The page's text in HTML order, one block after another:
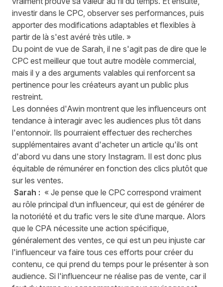
investir dans le CPC, observer ses performances, puis
apporter des modifications adaptables et flexibles à
partir de là s'est avéré très utile. »
Du point de vue de Sarah, il ne s'agit pas de dire que le
CPC est meilleur que tout autre modèle commercial,
mais il y a des arguments valables qui renforcent sa
pertinence pour les créateurs ayant un public plus
restreint.
Les données d'Awin montrent que les influenceurs ont
tendance à interagir avec les audiences plus tôt dans
l'entonnoir. Ils pourraient effectuer des recherches
supplémentaires avant d'acheter un article qu'ils ont
d'abord vu dans une story Instagram. Il est donc plus
équitable de rémunérer en fonction des clics plutôt que
sur les ventes.
Sarah : « Je pense que le CPC correspond vraiment
au rôle principal d’un influenceur, qui est de générer de
la notoriété et du trafic vers le site d’une marque. Alors
que le CPA nécessite une action spécifique,
généralement des ventes, ce qui est un peu injuste car
l'influenceur va faire tous ces efforts pour créer du
contenu, ce qui prend du temps pour le présenter à son
audience. Si l'influenceur ne réalise pas de vente, car il